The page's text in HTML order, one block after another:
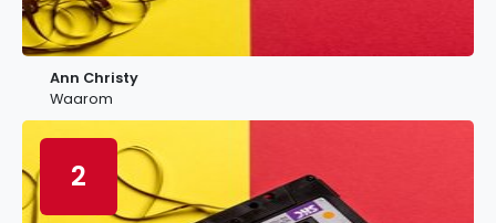
Ann Christy
Waarom
2